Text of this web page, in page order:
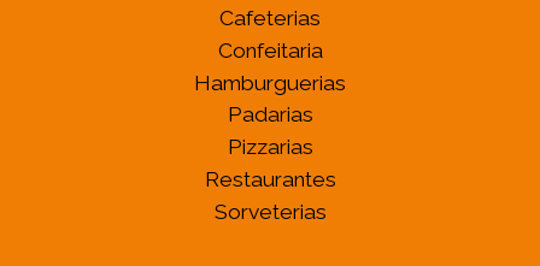
Cafeterias
Confeitaria
Hamburguerias
Padarias
Pizzarias
Restaurantes
Sorveterias